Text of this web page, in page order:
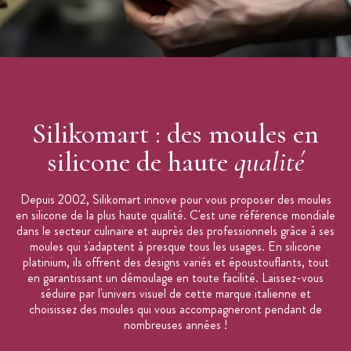
pour garantir une excellente qualité de cuisson.
Entretien au lave-vaisselle
Fabriqué en Italie
feu et sur plaque électrique. Ne jamais utiliser un couteau dans le
moule.
Silikomart : des moules en
silicone de hautequalité
Depuis 2002, Silikomart innove pour vous proposer des moules
en silicone de la plus haute qualité. C'est une référence mondiale
dans le secteur culinaire et auprès des professionnels grâce à ses
moules qui s'adaptent à presque tous les usages. En silicone
platinium, ils offrent des designs variés et époustouflants, tout
en garantissant un démoulage en toute facilité. Laissez-vous
séduire par l'univers visuel de cette marque italienne et
choisissez des moules qui vous accompagneront pendant de
nombreuses années !